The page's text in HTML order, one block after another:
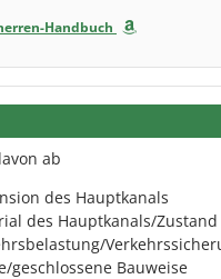
Handbuch
ab
des Hauptkanals
des Hauptkanals/Zustand
geschlossene Bauweise